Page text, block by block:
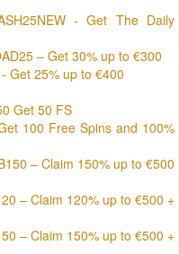
- Get The Daily
– Get 30% up to €300
Get 25% up to €400
Get 50 FS
100 Free Spins and 100%
– Claim 150% up to €500
– Claim 120% up to €500 +
– Claim 150% up to €500 +